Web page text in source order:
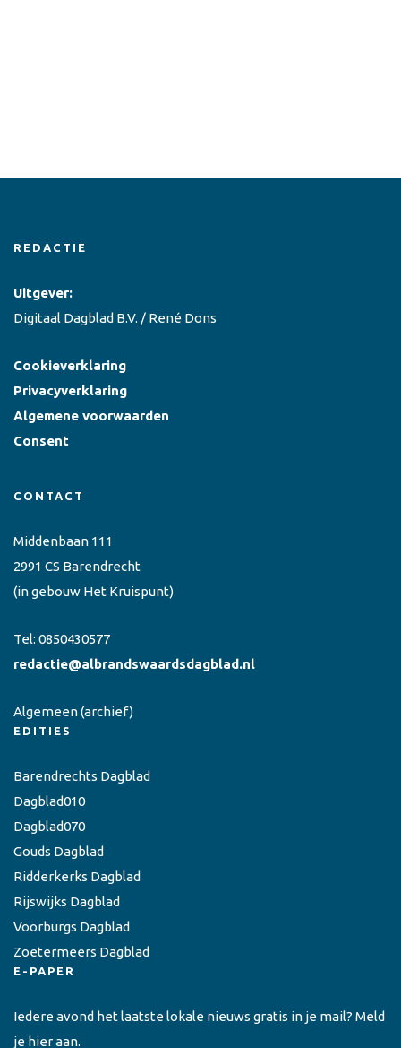
REDACTIE
Uitgever:
Digitaal Dagblad B.V. / René Dons
Cookieverklaring
Privacyverklaring
Algemene voorwaarden
Consent
CONTACT
Middenbaan 111
2991 CS Barendrecht
(in gebouw Het Kruispunt)
Tel: 0850430577
redactie@albrandswaardsdagblad.nl
Algemeen(archief)
EDITIES
Barendrechts Dagblad
Dagblad010
Dagblad070
Gouds Dagblad
Ridderkerks Dagblad
Rijswijks Dagblad
Voorburgs Dagblad
Zoetermeers Dagblad
E-PAPER
Iedere avond het laatste lokale nieuws gratis in je mail? Meld
je hier aan.